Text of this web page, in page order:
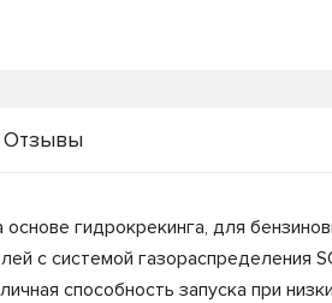
Отзывы
гидрокрекинга, для
с системой
способность запуска при